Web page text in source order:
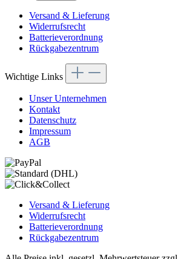
Versand & Lieferung
Widerrufsrecht
Batterieverordnung
Rückgabezentrum
Wichtige Links
Unser Unternehmen
Kontakt
Datenschutz
Impressum
AGB
Versand & Lieferung
Widerrufsrecht
Batterieverordnung
Rückgabezentrum